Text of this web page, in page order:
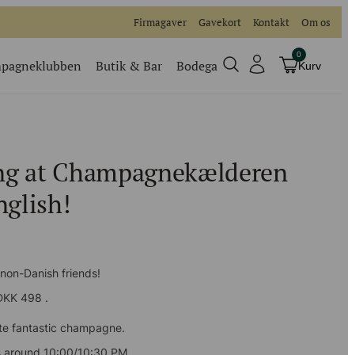
Firmagaver Gavekort Kontakt Om os
Køb billet
Køb billet til vores events
Butik & Bar Bodega
0
Kurv
at Champagnekælderen
Danish friends!
498 .
fantastic champagne.
10:00/10:30 PM.